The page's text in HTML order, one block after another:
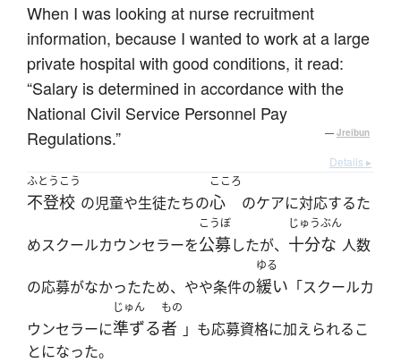
When I was looking at nurse recruitment
information, because I wanted to work at a large
private hospital with good conditions, it read:
“Salary is determined in accordance with the
National Civil Service Personnel Pay
Regulations.”
— Jreibun
Details ▸
ふとうこう
不登校 の児童や生徒たちの
こころ
心 のケアに対応するた
めスクールカウンセラーを
こうぼ
公募したが、
じゅうぶん
十分な 人数
の応募がなかったため、やや条件の
ゆる
緩い 「スクールカ
ウンセラーに
じゅん
準ずる
もの
者 」も応募資格に加えられるこ
とになった。